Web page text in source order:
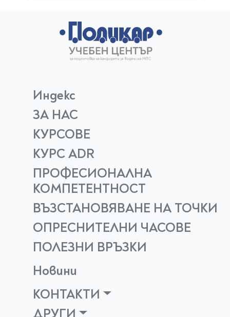
Индекс
ЗА НАС
КУРСОВЕ
КУРС ADR
ПРОФЕСИОНАЛНА
КОМПЕТЕНТНОСТ
ВЪЗСТАНОВЯВАНЕ НА ТОЧКИ
ОПРЕСНИТЕЛНИ ЧАСОВЕ
ПОЛЕЗНИ ВРЪЗКИ
Новини
КОНТАКТИ